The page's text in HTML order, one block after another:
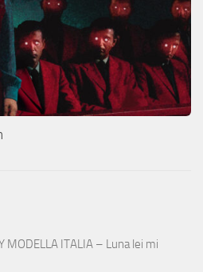
MODELLA ITALIA – Luna lei mi